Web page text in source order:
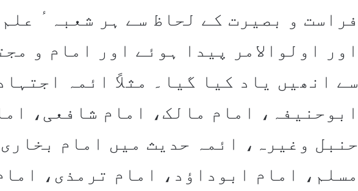
فراست و بصیرت کے لحاظ سے ہر شعبہٴ
اور اولوالامر پیدا ہوئے اور امام و
سے انھیں یاد کیا گیا۔ مثلاً ائمہ
ابوحنیفہ، امام مالک، امام شافعی،
حنبل وغیرہ، ائمہ حدیث میں امام
مسلم، امام ابوداؤد، امام ترمذی،